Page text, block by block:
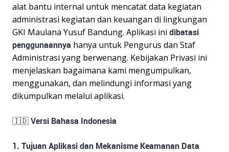
alat bantu internal untuk mencatat data kegiatan
administrasi kegiatan dan keuangan di lingkungan
GKI Maulana Yusuf Bandung. Aplikasi ini dibatasi
penggunaannya hanya untuk Pengurus dan Staf
Administrasi yang berwenang. Kebijakan Privasi ini
menjelaskan bagaimana kami mengumpulkan,
menggunakan, dan melindungi informasi yang
dikumpulkan melalui aplikasi.
🇮🇩 Versi Bahasa Indonesia
1. Tujuan Aplikasi dan Mekanisme Keamanan Data